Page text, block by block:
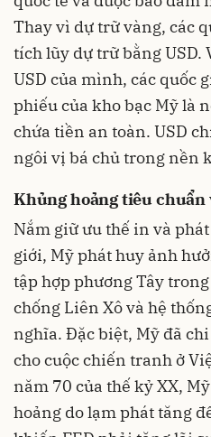
Thay vì dự trữ vàng, các
tích lũy dự trữ bằng USD.
USD của mình, các quốc
phiếu của kho bạc Mỹ là
chứa tiền an toàn. USD
ngôi vị bá chủ trong nền
Khủng hoảng tiêu chuẩn
Nắm giữ ưu thế in và
giới, Mỹ phát huy ảnh
tập hợp phương Tây
chống Liên Xô và hệ
nghĩa. Đặc biệt, Mỹ đã
cho cuộc chiến tranh ở
năm 70 của thế kỷ XX,
hoảng do lạm phát tăng